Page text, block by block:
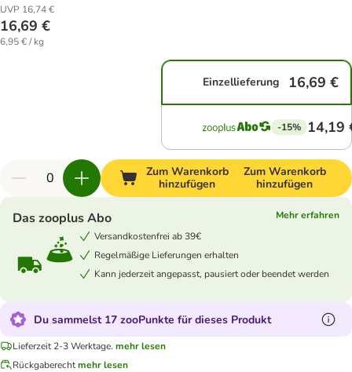
UVP 16,74 €
16,69 €
6,95 € / kg
Einzellieferung 16,69 €
-15% 14,19
Zum Warenkorb
hinzufügen
Zum Warenkorb
hinzufügen
Das zooplus Abo
Mehr erfahren
Versandkostenfrei ab 39€
Regelmäßige Lieferungen erhalten
Kann jederzeit angepasst, pausiert oder beendet werden
Du sammelst 17 zooPunkte für dieses Produkt
Lieferzeit 2-3 Werktage. mehr lesen
Rückgaberechtmehr lesen